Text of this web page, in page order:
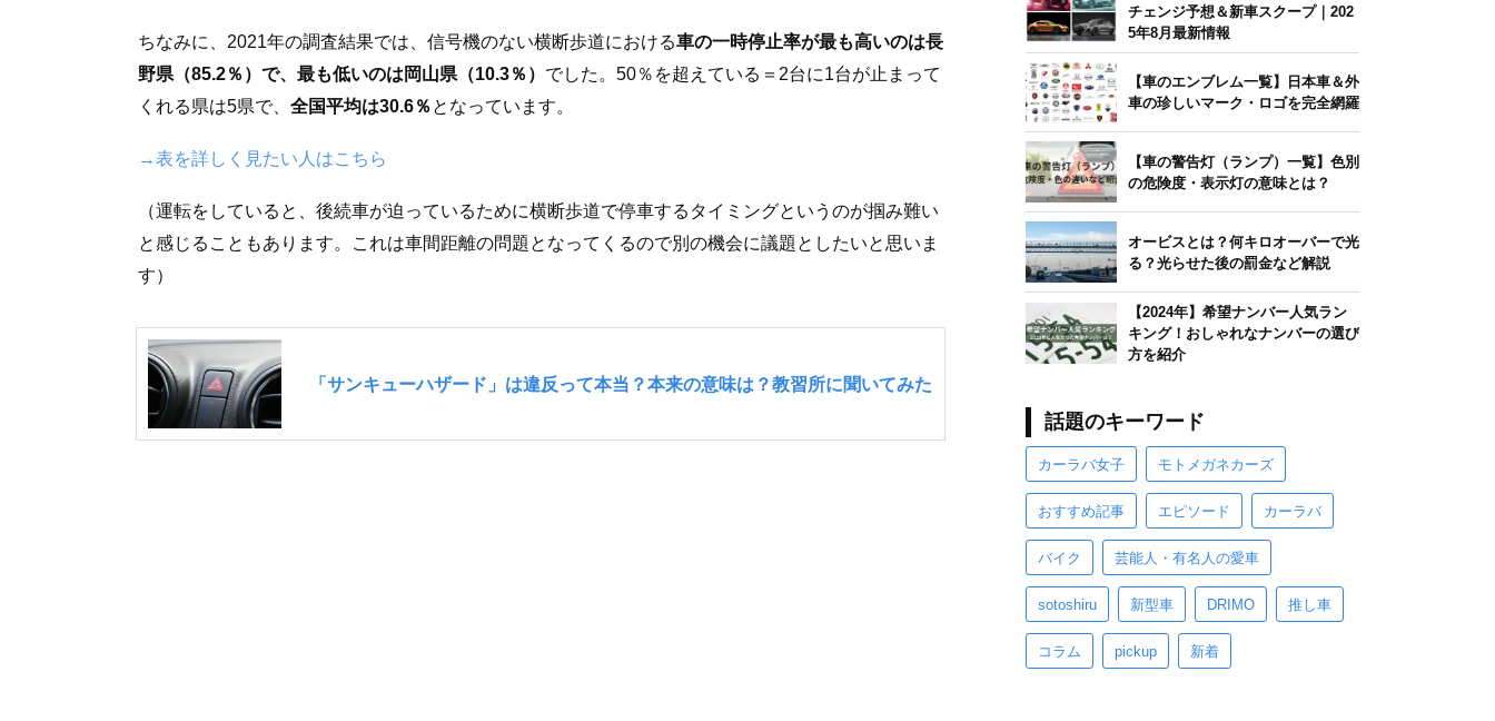
ちなみに、2021年の調査結果では、信号機のない横断歩道における車の一時停止率が最も高いのは長
野県（85.2％）で、最も低いのは岡山県（10.3％） でした。50％を超えている＝2台に1台が止まって
くれる県は5県で、 全国平均は30.6％ となっています。
→表を詳しく見たい人はこちら
（運転をしていると、後続車が迫っているために横断歩道で停車するタイミングというのが掴み難い
と感じることもあります。これは車間距離の問題となってくるので別の機会に議題としたいと思いま
す）
チェンジ予想＆新車スクープ｜202
5年8月最新情報
【車のエンブレム一覧】日本車＆外
車の珍しいマーク・ロゴを完全網羅
【車の警告灯（ランプ）一覧】色別
の危険度・表示灯の意味とは？
オービスとは？何キロオーバーで光
る？光らせた後の罰金など解説
【2024年】希望ナンバー人気ラン
キング！おしゃれなナンバーの選び
方を紹介
話題のキーワード
カーラバ女子 モトメガネカーズ
おすすめ記事 エピソード カーラバ
バイク 芸能人・有名人の愛車
sotoshiru 新型車 DRIMO 推し車
コラム pickup 新着